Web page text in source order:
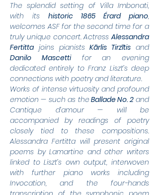
The splendid setting of Villa Imbonati,
with its historic 1865 Érard piano,
welcomes ASF for the second time for a
truly unique concert. Actress Alessandra
Fertitta joins pianists Kārlis Tirzītis
and
Danilo Mascetti for an evening
dedicated entirely to Franz Liszt’s deep
connections with poetry and literature.
Works of intense virtuosity and profound
emotion — such as the Ballade No. 2 and
Cantique d’amour — will be
accompanied by readings of poetry
closely tied to these compositions.
Alessandra Fertitta will present original
poems by Lamartine and other writers
linked to Liszt’s own output, interwoven
with further piano works including
Invocation, and the four-hands